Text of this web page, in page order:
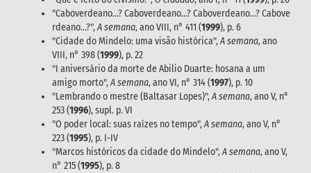
"Caboverdeano...? Caboverdeano...? Caboverdeano...? Cabove
rdeano...?",A semana, ano VIII, n° 411 (1999), p. 6
"Cidade do Mindelo: uma visão histórica",A semana, ano
VIII, n° 398 (1999), p. 22
"I aniversário da morte de Abilio Duarte: hosana a um
amigo morto",A semana, ano VI, n° 314 (1997), p. 10
"Lembrando o mestre (Baltasar Lopes)",A semana, ano V, n°
253 (1996), supl. p. VI
"O poder local: suas raízes no tempo",A semana, ano V, n°
223 (1995), p. I-IV
"Marcos históricos da cidade do Mindelo",A semana, ano V,
n° 215 (1995), p. 8